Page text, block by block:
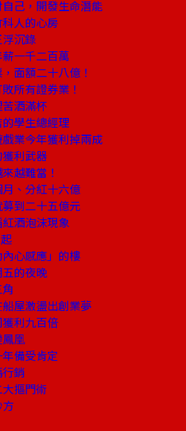
己，開發生命潛能
科人的心房
沉錄
一千二百萬
面額二十八億！
所有證券業！
酒滿杯
學生總經理
戲業今年獲利掉兩成
利武器
越難當！
、分紅十六億
到二十五億元
酒泡沫現象
心感應」的樓
的夜晚
屋激盪出創業夢
利九百倍
凰
備受肯定
銷
摳門術